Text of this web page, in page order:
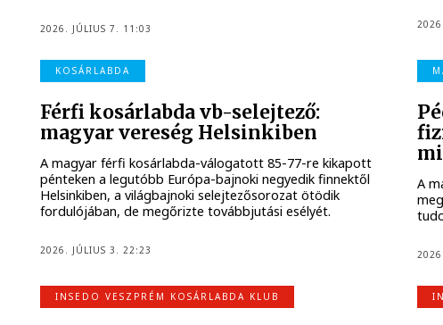
2026. JÚLIUS 7. 11:03
KOSÁRLABDA
Férfi kosárlabda vb-selejtező:
magyar vereség Helsinkiben
A magyar férfi kosárlabda-válogatott 85-77-re kikapott
pénteken a legutóbb Európa-bajnoki negyedik finnektől
Helsinkiben, a világbajnoki selejtezősorozat ötödik
fordulójában, de megőrizte továbbjutási esélyét.
2026. JÚLIUS 3. 22:23
A
INSEDO VESZPRÉM KOSÁRLABDA KLUB